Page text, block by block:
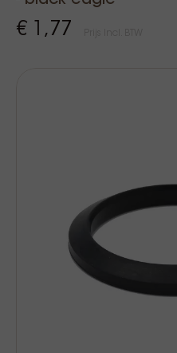
€ 1,77